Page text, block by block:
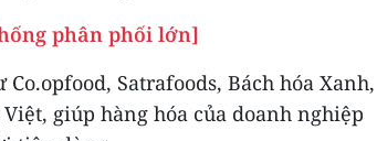
phân phối lớn]
Satrafoods, Bách hóa Xanh,
giúp hàng hóa của doanh nghiệp